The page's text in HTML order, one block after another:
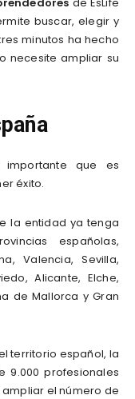
buscar, elegir y
minutos ha hecho
necesite ampliar su
importante que es
éxito.
la entidad ya tenga
españolas,
Valencia, Sevilla,
Alicante, Elche,
de Mallorca y Gran
territorio español, la
9.000 profesionales
el número de